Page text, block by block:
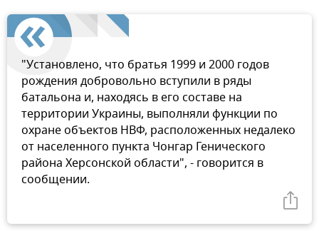
"Установлено, что братья 1999 и 2000 годов
рождения добровольно вступили в ряды
батальона и, находясь в его составе на
территории Украины, выполняли функции по
охране объектов НВФ, расположенных недалеко
от населенного пункта Чонгар Генического
района Херсонской области", - говорится в
сообщении.